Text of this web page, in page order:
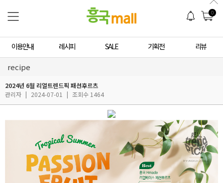
0
이용안내 레시피 SALE 기획전 리뷰
recipe
2024년 6월 리얼트렌드픽 패션후르츠
관리자 | 2024-07-01 | 조회수 1464